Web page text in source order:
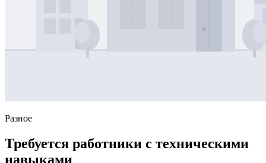
Разное
Требуется работники с техническими
навыками